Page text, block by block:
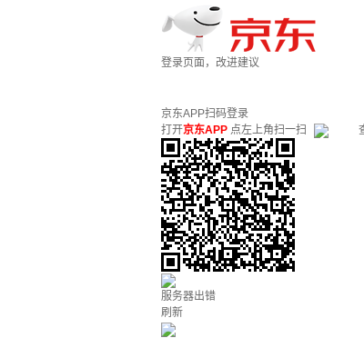
登录页面，改进建议
京东APP扫码登录
打开京东APP 点左上角扫一扫
服务器出错
刷新